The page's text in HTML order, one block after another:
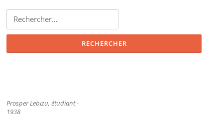
Prosper Lebizu, étudiant -
1938